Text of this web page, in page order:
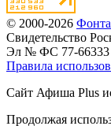
© 2000-2026
Свидетельство
Эл № ФС 77-66333
Правила
Сайт Афиша Plus
Продолжая